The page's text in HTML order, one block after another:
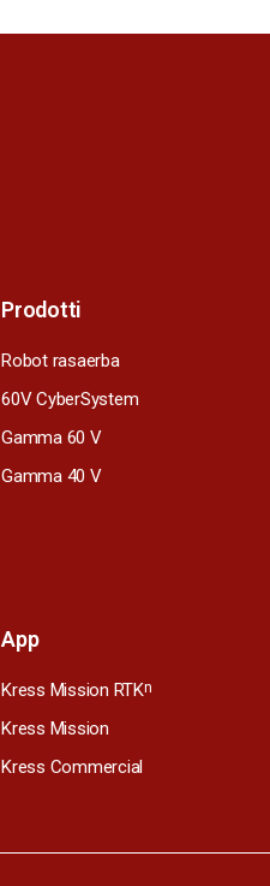
Prodotti
Robot rasaerba
60V CyberSystem
Gamma 60 V
Gamma 40 V
App
Kress Mission RTKn
Kress Mission
Kress Commercial